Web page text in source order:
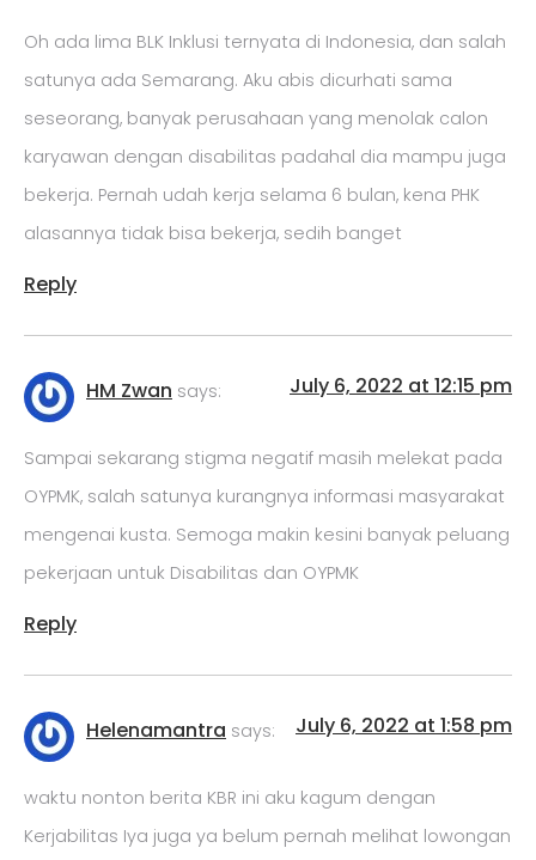
Oh ada lima BLK Inklusi ternyata di Indonesia, dan salah
satunya ada Semarang. Aku abis dicurhati sama
seseorang, banyak perusahaan yang menolak calon
karyawan dengan disabilitas padahal dia mampu juga
bekerja. Pernah udah kerja selama 6 bulan, kena PHK
alasannya tidak bisa bekerja, sedih banget
Reply
HM Zwan says: July 6, 2022 at 12:15 pm
Sampai sekarang stigma negatif masih melekat pada
OYPMK, salah satunya kurangnya informasi masyarakat
mengenai kusta. Semoga makin kesini banyak peluang
pekerjaan untuk Disabilitas dan OYPMK
Reply
Helenamantra says: July 6, 2022 at 1:58 pm
waktu nonton berita KBR ini aku kagum dengan
Kerjabilitas Iya juga ya belum pernah melihat lowongan